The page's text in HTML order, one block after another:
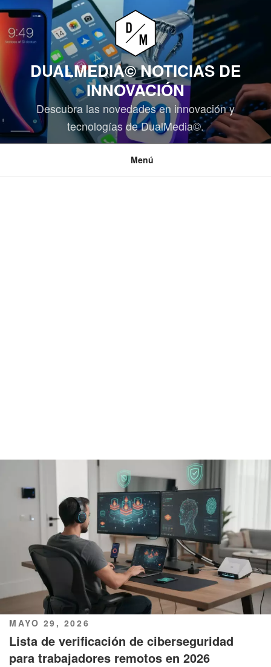
Saltar
contenido
DUALMEDIA© NOTICIAS DE
INNOVACIÓN
Descubra las novedades en innovación y
tecnologías de DualMedia©.
Menú
PUBLICADO
EL
MAYO 29, 2026
Lista de verificación de ciberseguridad
para trabajadores remotos en 2026